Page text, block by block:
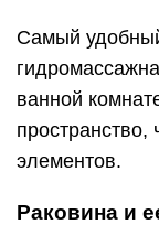
Самый
ванной
пространство,
элементов.
Раковина и